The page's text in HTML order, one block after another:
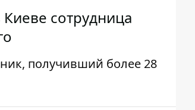
сотрудница
получивший более 28